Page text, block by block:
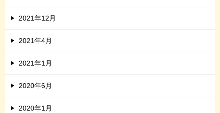
2021年12月
2021年4月
2021年1月
2020年6月
2020年1月